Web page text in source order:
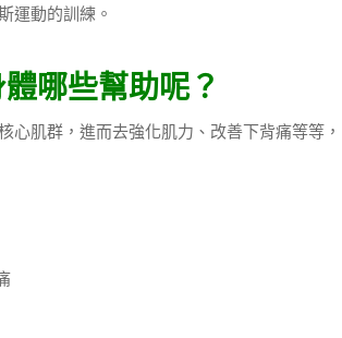
運動的訓練。
哪些幫助呢？
肌群，進而去強化肌力、改善下背痛等等，